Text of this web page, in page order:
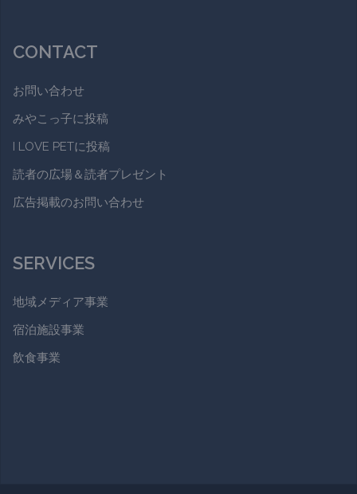
CONTACT
お問い合わせ
みやこっ子に投稿
I LOVE PETに投稿
読者の広場＆読者プレゼント
広告掲載のお問い合わせ
SERVICES
地域メディア事業
宿泊施設事業
飲食事業